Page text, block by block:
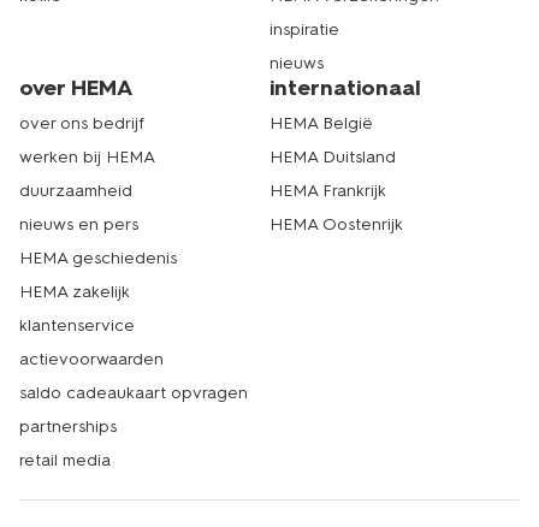
inspiratie
nieuws
over HEMA
over ons bedrijf
werken bij HEMA
duurzaamheid
nieuws en pers
HEMA geschiedenis
HEMA zakelijk
klantenservice
actievoorwaarden
saldo cadeaukaart opvragen
partnerships
retail media
internationaal
HEMA België
HEMA Duitsland
HEMA Frankrijk
HEMA Oostenrijk